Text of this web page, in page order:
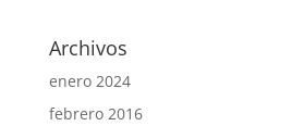
Archivos
enero 2024
febrero 2016